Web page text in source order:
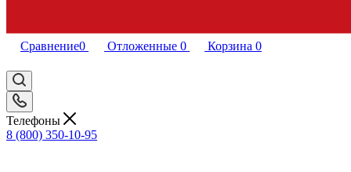
Сравнение0 Отложенные 0 Корзина 0
Телефоны
8 (800) 350-10-95